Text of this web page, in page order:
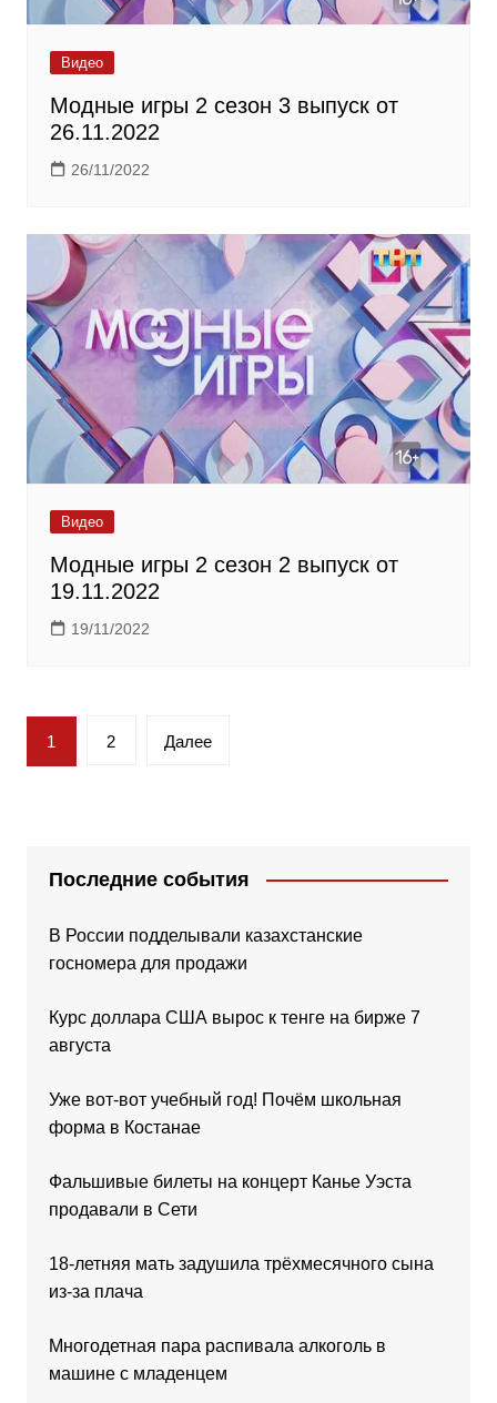
Видео
Модные игры 2 сезон 3 выпуск от
26.11.2022
26/11/2022
Видео
Модные игры 2 сезон 2 выпуск от
19.11.2022
19/11/2022
Пагинация
записей
1 2 Далее
Последние события
В России подделывали казахстанские
госномера для продажи
Курс доллара США вырос к тенге на бирже 7
августа
Уже вот-вот учебный год! Почём школьная
форма в Костанае
Фальшивые билеты на концерт Канье Уэста
продавали в Сети
18-летняя мать задушила трёхмесячного сына
из-за плача
Многодетная пара распивала алкоголь в
машине с младенцем